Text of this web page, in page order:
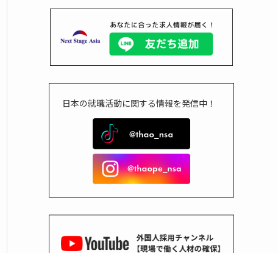
日本の就職活動に関する情報を発信中！